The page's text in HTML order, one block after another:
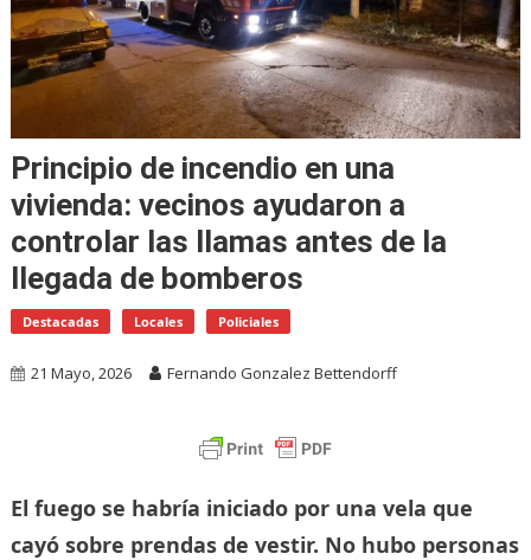
Principio de incendio en una
vivienda: vecinos ayudaron a
controlar las llamas antes de la
llegada de bomberos
Destacadas Locales Policiales
21 Mayo, 2026 Fernando Gonzalez Bettendorff
El fuego se habría iniciado por una vela que
cayó sobre prendas de vestir. No hubo personas